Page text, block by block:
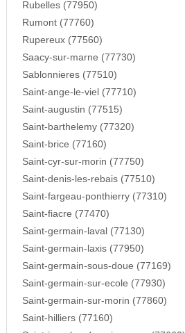
Rubelles (77950)
Rumont (77760)
Rupereux (77560)
Saacy-sur-marne (77730)
Sablonnieres (77510)
Saint-ange-le-viel (77710)
Saint-augustin (77515)
Saint-barthelemy (77320)
Saint-brice (77160)
Saint-cyr-sur-morin (77750)
Saint-denis-les-rebais (77510)
Saint-fargeau-ponthierry (77310)
Saint-fiacre (77470)
Saint-germain-laval (77130)
Saint-germain-laxis (77950)
Saint-germain-sous-doue (77169)
Saint-germain-sur-ecole (77930)
Saint-germain-sur-morin (77860)
Saint-hilliers (77160)